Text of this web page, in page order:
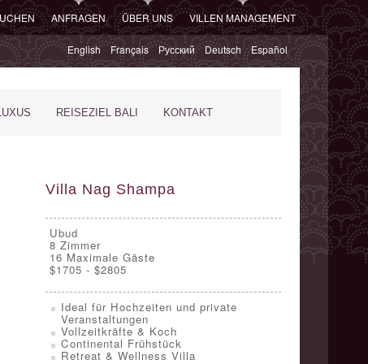
ANFRAGEN ÜBER UNS VILLEN MANAGEMENT
English Français Русский Deutsch Español
REISEZIEL BALI KONTAKT
Villa Nag Shampa
Ubud
8 Zimmer
16 Maximale Gäste
$1705 - $2805
Ideal für Hochzeiten und private
Veranstaltungen
Vollzeitkräfte & Koch
Continental Frühstück
Retreat & Wellness Villa